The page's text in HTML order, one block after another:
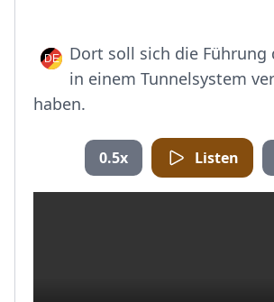
Dort soll sich die Führung
in einem Tunnelsystem
haben.
0.5x Listen